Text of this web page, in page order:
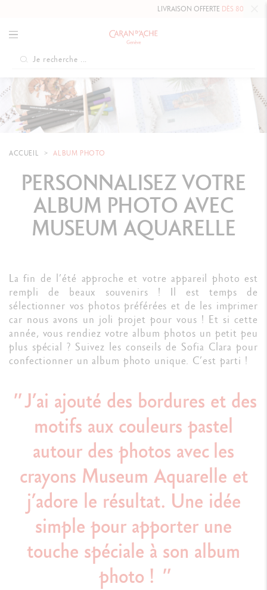
LIVRAISON OFFERTEDÈS 80 €.
ACCUEIL ALBUM PHOTO
PERSONNALISEZ VOTRE
ALBUM PHOTO AVEC
MUSEUM AQUARELLE
La fin de l’été approche et votre appareil photo est
rempli de beaux souvenirs ! Il est temps de
sélectionner vos photos préférées et de les imprimer
car nous avons un joli projet pour vous ! Et si cette
année, vous rendiez votre album photos un petit peu
plus spécial ? Suivez les conseils de Sofia Clara pour
confectionner un album photo unique. C’est parti !
J’ai ajouté des bordures et des
motifs aux couleurs pastel
autour des photos avec les
crayons Museum Aquarelle et
j’adore le résultat. Une idée
simple pour apporter une
touche spéciale à son album
photo !